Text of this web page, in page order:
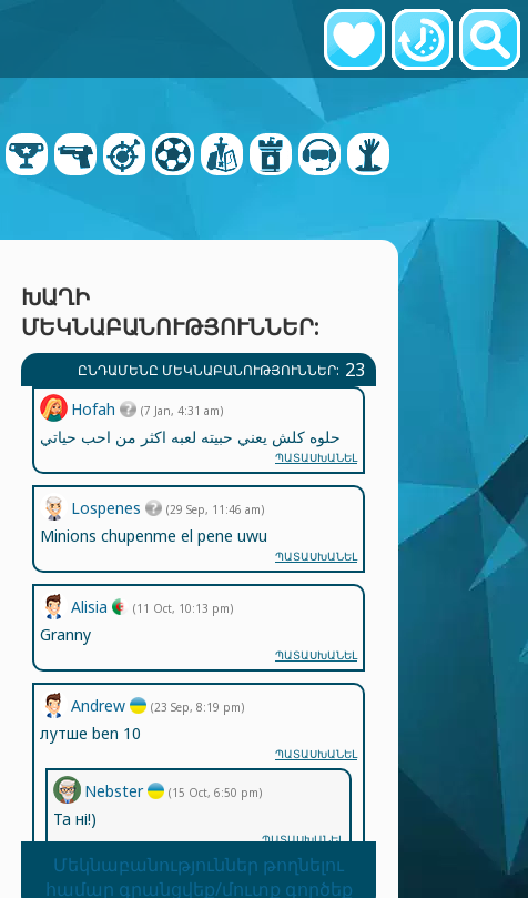
ԽԱՂԻ
ՄԵԿՆԱԲԱՆՈՒԹՅՈՒՆՆԵՐ:
ԸՆԴԱՄԵՆԸ ՄԵԿՆԱԲԱՆՈՒԹՅՈՒՆՆԵՐ: 23
Andrew (23 Sep, 8:19 pm)
лутше ben 10
ՊԱՏԱՍԽԱՆԵԼ
Nebster (15 Oct, 6:50 pm)
Та ні!)
ՊԱՏԱՍԽԱՆԵԼ
Alisia (11 Oct, 10:13 pm)
Granny
ՊԱՏԱՍԽԱՆԵԼ
Lospenes (29 Sep, 11:46 am)
Minions chupenme el pene uwu
ՊԱՏԱՍԽԱՆԵԼ
Hofah (7 Jan, 4:31 am)
حلوه كلش يعني حبيته لعبه اكثر من احب حياتي
ՊԱՏԱՍԽԱՆԵԼ
Մեկնաբանություններ թողնելու
համար գրանցվեք/մուտք գործեք